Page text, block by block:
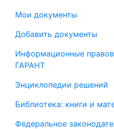
Мои документы
Добавить документы
Информационные
ГАРАНТ
Энциклопедии решений
Библиотека: книги и
Федеральное